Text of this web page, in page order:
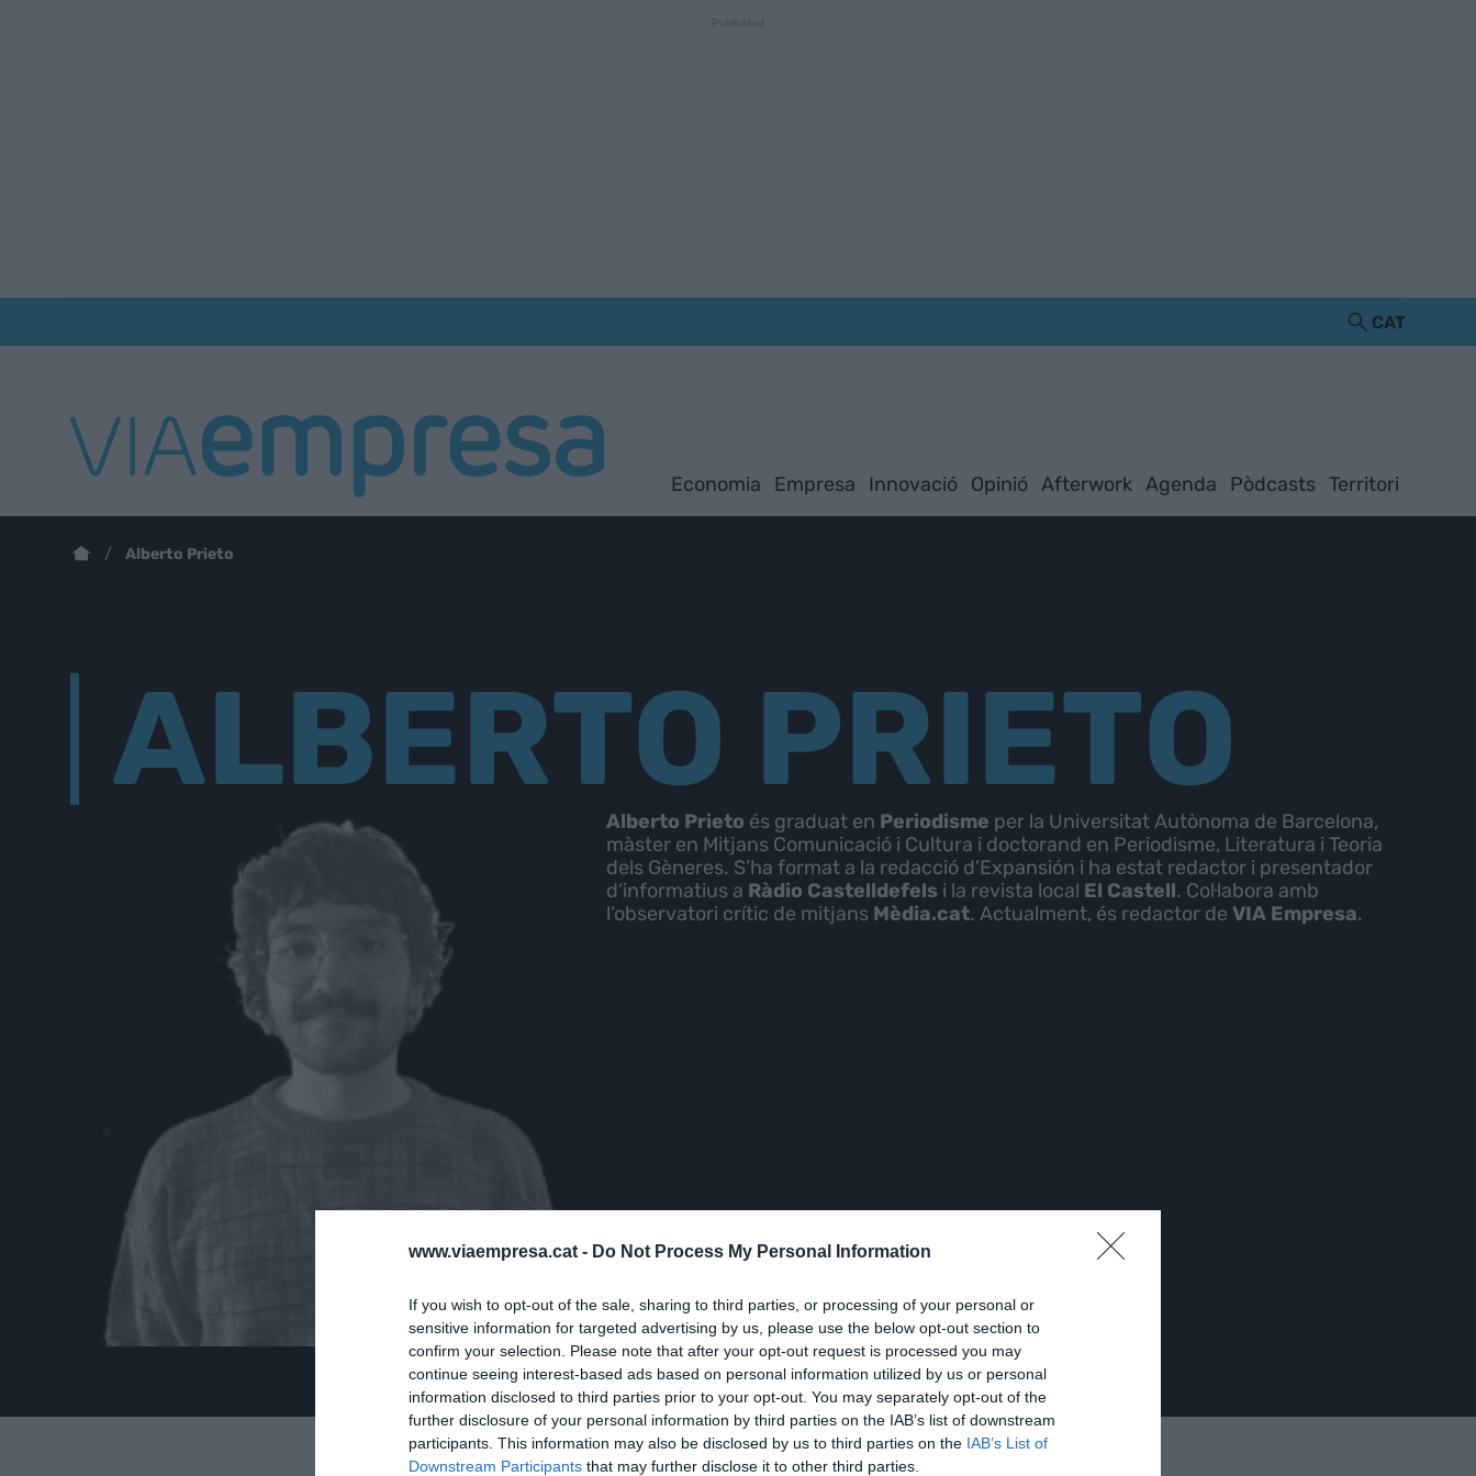
www.viaempresa.cat - Do Not Process My Personal Information
If you wish to opt-out of the sale, sharing to third parties, or processing of your personal or
sensitive information for targeted advertising by us, please use the below opt-out section to
confirm your selection. Please note that after your opt-out request is processed you may
continue seeing interest-based ads based on personal information utilized by us or personal
information disclosed to third parties prior to your opt-out. You may separately opt-out of the
further disclosure of your personal information by third parties on the IAB’s list of downstream
participants. This information may also be disclosed by us to third parties on the IAB’s List of
Downstream Participants that may further disclose it to other third parties.
CAT
Economia Empresa Innovació Opinió Afterwork Agenda Pòdcasts Territori
Alberto Prieto
ALBERTO PRIETO
Alberto Prieto és graduat en Periodisme per la Universitat Autònoma de Barcelona,
màster en Mitjans Comunicació i Cultura i doctorand en Periodisme, Literatura i Teoria
dels Gèneres. S’ha format a la redacció d’Expansión i ha estat redactor i presentador
d’informatius a Ràdio Castelldefels i la revista local El Castell. Col·labora amb
l’observatori crític de mitjans Mèdia.cat. Actualment, és redactor de VIA Empresa.